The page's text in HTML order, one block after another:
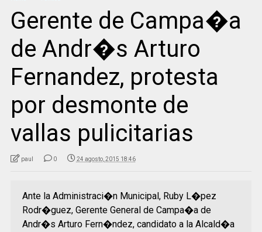
Gerente de Campa�a
de Andr�s Arturo
Fernandez, protesta
por desmonte de
vallas pulicitarias
paul 0 24 agosto, 2015 18:46
Ante la Administraci�n Municipal, Ruby L�pez
Rodr�guez, Gerente General de Campa�a de
Andr�s Arturo Fern�ndez, candidato a la Alcald�a